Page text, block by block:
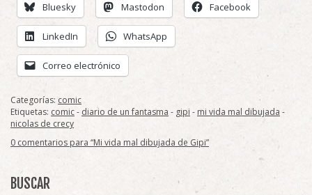
Bluesky Mastodon Facebook
LinkedIn WhatsApp
Correo electrónico
Categorías: comic
Etiquetas: comic- diario de un fantasma - gipi - mi vida mal dibujada -
nicolas de crecy
0 comentarios para “Mi vida mal dibujada de Gipi”
BUSCAR